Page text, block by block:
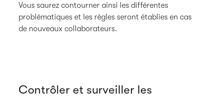
Vous saurez contourner ainsi les différentes
problématiques et les règles seront établies en cas
de nouveaux collaborateurs.
Contrôler et surveiller les